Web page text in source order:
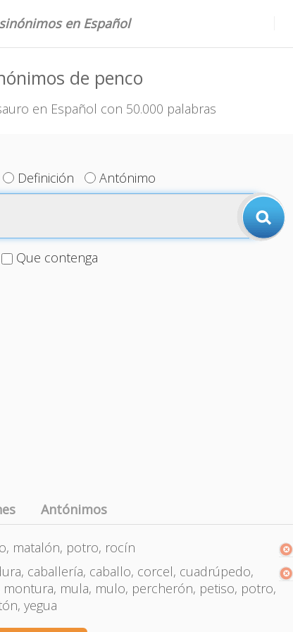
en Español
de penco
en Español con 50.000 palabras
Definición Antónimo
Que contenga
Antónimos
matalón, potro, rocín
caballería, caballo, corcel, cuadrúpedo,
montura, mula, mulo, percherón, petiso, potro,
yegua